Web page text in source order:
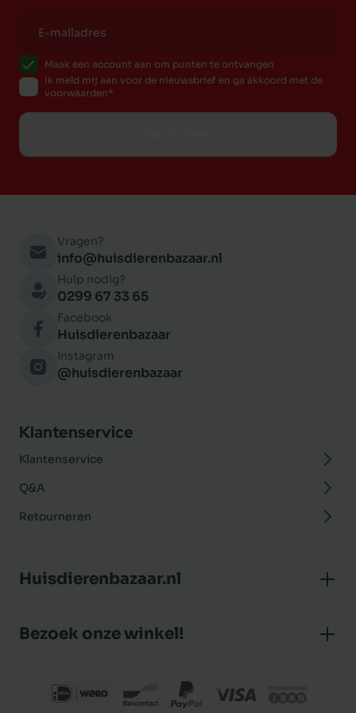
Vocht 10 %
Calcium 1,7 %
Fosfor 1,3 %
Omega-6 2,1 %
DHA / EPA 0,8 % / 0,5 %
Maak een account aan om punten te ontvangen
Ik meld mij aan voor de nieuwsbrief en ga akkoord met de
voorwaarden
Vragen?
info@huisdierenbazaar.nl
Hulp nodig?
0299 67 33 65
Facebook
Huisdierenbazaar
Instagram
@huisdierenbazaar
Klantenservice
Klantenservice
Q&A
Retourneren
Huisdierenbazaar.nl
Klantbeoordelingen
Bezoek onze winkel!
J.P. Poelstraat 8